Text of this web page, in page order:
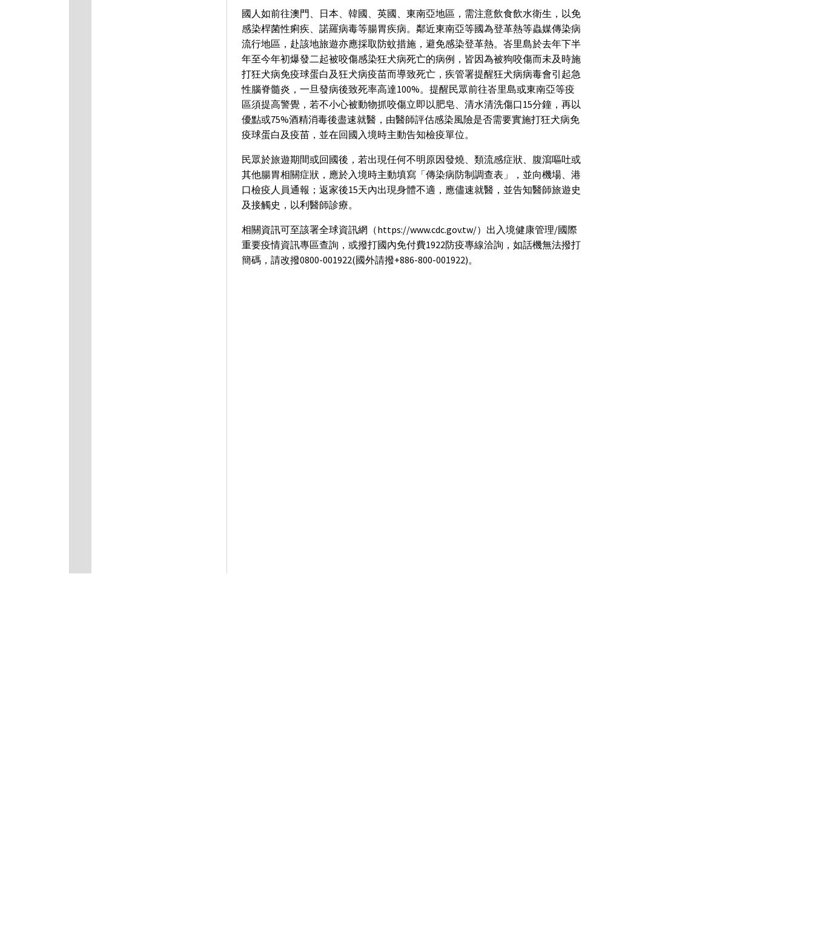
國人如前往澳門、日本、韓國、英國、東南亞地區，需注意飲食飲水衛生，以免
感染桿菌性痢疾、諾羅病毒等腸胃疾病。鄰近東南亞等國為登革熱等蟲媒傳染病
流行地區，赴該地旅遊亦應採取防蚊措施，避免感染登革熱。峇里島於去年下半
年至今年初爆發二起被咬傷感染狂犬病死亡的病例，皆因為被狗咬傷而未及時施
打狂犬病免疫球蛋白及狂犬病疫苗而導致死亡，疾管署提醒狂犬病病毒會引起急
性腦脊髓炎，一旦發病後致死率高達100%。提醒民眾前往峇里島或東南亞等疫
區須提高警覺，若不小心被動物抓咬傷立即以肥皂、清水清洗傷口15分鐘，再以
優點或75%酒精消毒後盡速就醫，由醫師評估感染風險是否需要實施打狂犬病免
疫球蛋白及疫苗，並在回國入境時主動告知檢疫單位。
民眾於旅遊期間或回國後，若出現任何不明原因發燒、類流感症狀、腹瀉嘔吐或
其他腸胃相關症狀，應於入境時主動填寫「傳染病防制調查表」，並向機場、港
口檢疫人員通報；返家後15天內出現身體不適，應儘速就醫，並告知醫師旅遊史
及接觸史，以利醫師診療。
相關資訊可至該署全球資訊網（https://www.cdc.gov.tw/）出入境健康管理/國際
重要疫情資訊專區查詢，或撥打國內免付費1922防疫專線洽詢，如話機無法撥打
簡碼，請改撥0800-001922(國外請撥+886-800-001922)。